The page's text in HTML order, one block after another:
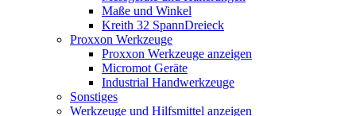
Maße und Winkel
Kreith 32 SpannDreieck
Proxxon Werkzeuge
Proxxon Werkzeuge anzeigen
Micromot Geräte
Industrial Handwerkzeuge
Sonstiges
Werkzeuge und Hilfsmittel anzeigen